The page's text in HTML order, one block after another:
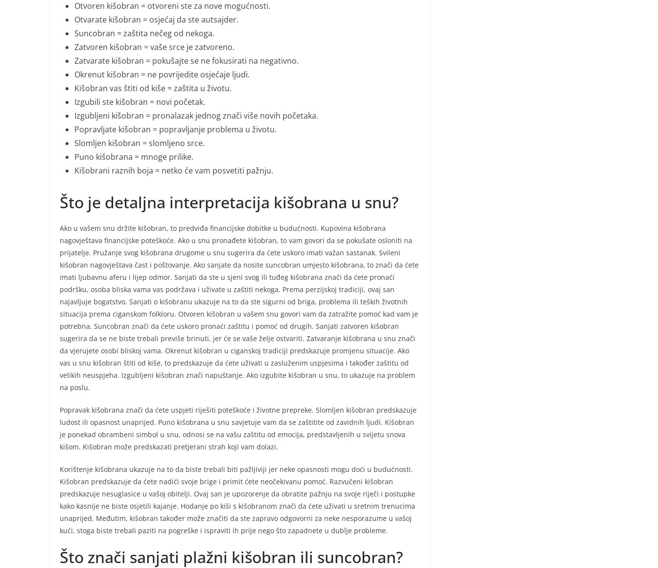
Otvoren kišobran = otvoreni ste za nove mogućnosti.
Otvarate kišobran = osjećaj da ste autsajder.
Suncobran = zaštita nečeg od nekoga.
Zatvoren kišobran = vaše srce je zatvoreno.
Zatvarate kišobran = pokušajte se ne fokusirati na negativno.
Okrenut kišobran = ne povrijedite osjećaje ljudi.
Kišobran vas štiti od kiše = zaštita u životu.
Izgubili ste kišobran = novi početak.
Izgubljeni kišobran = pronalazak jednog znači više novih početaka.
Popravljate kišobran = popravljanje problema u životu.
Slomljen kišobran = slomljeno srce.
Puno kišobrana = mnoge prilike.
Kišobrani raznih boja = netko će vam posvetiti pažnju.
Što je detaljna interpretacija kišobrana u snu?
Ako u vašem snu držite kišobran, to predviđa financijske dobitke u budućnosti. Kupovina kišobrana
nagovještava financijske poteškoće. Ako u snu pronađete kišobran, to vam govori da se pokušate osloniti na
prijatelje. Pružanje svog kišobrana drugome u snu sugerira da ćete uskoro imati važan sastanak. Svileni
kišobran nagovještava čast i poštovanje. Ako sanjate da nosite suncobran umjesto kišobrana, to znači da ćete
imati ljubavnu aferu i lijep odmor. Sanjati da ste u sjeni svog ili tuđeg kišobrana znači da ćete pronaći
podršku, osoba bliska vama vas podržava i uživate u zaštiti nekoga. Prema perzijskoj tradiciji, ovaj san
najavljuje bogatstvo. Sanjati o kišobranu ukazuje na to da ste sigurni od briga, problema ili teških životnih
situacija prema ciganskom folkloru. Otvoren kišobran u vašem snu govori vam da zatražite pomoć kad vam je
potrebna. Suncobran znači da ćete uskoro pronaći zaštitu i pomoć od drugih. Sanjati zatvoren kišobran
sugerira da se ne biste trebali previše brinuti, jer će se vaše želje ostvariti. Zatvaranje kišobrana u snu znači
da vjerujete osobi bliskoj vama. Okrenut kišobran u ciganskoj tradiciji predskazuje promjenu situacije. Ako
vas u snu kišobran štiti od kiše, to predskazuje da ćete uživati u zasluženim uspjesima i također zaštitu od
velikih neuspjeha. Izgubljeni kišobran znači napuštanje. Ako izgubite kišobran u snu, to ukazuje na problem
na poslu.
Popravak kišobrana znači da ćete uspjeti riješiti poteškoće i životne prepreke. Slomljen kišobran predskazuje
ludost ili opasnost unaprijed. Puno kišobrana u snu savjetuje vam da se zaštitite od zavidnih ljudi. Kišobran
je ponekad obrambeni simbol u snu, odnosi se na vašu zaštitu od emocija, predstavljenih u svijetu snova
kišom. Kišobran može predskazati pretjerani strah koji vam dolazi.
Korištenje kišobrana ukazuje na to da biste trebali biti pažljiviji jer neke opasnosti mogu doći u budućnosti.
Kišobran predskazuje da ćete nadići svoje brige i primit ćete neočekivanu pomoć. Razvučeni kišobran
predskazuje nesuglasice u vašoj obitelji. Ovaj san je upozorenje da obratite pažnju na svoje riječi i postupke
kako kasnije ne biste osjetili kajanje. Hodanje po kiši s kišobranom znači da ćete uživati u sretnim trenucima
unaprijed. Međutim, kišobran također može značiti da ste zapravo odgovorni za neke nesporazume u vašoj
kući, stoga biste trebali paziti na pogreške i ispraviti ih prije nego što zapadnete u dublje probleme.
Što znači sanjati plažni kišobran ili suncobran?